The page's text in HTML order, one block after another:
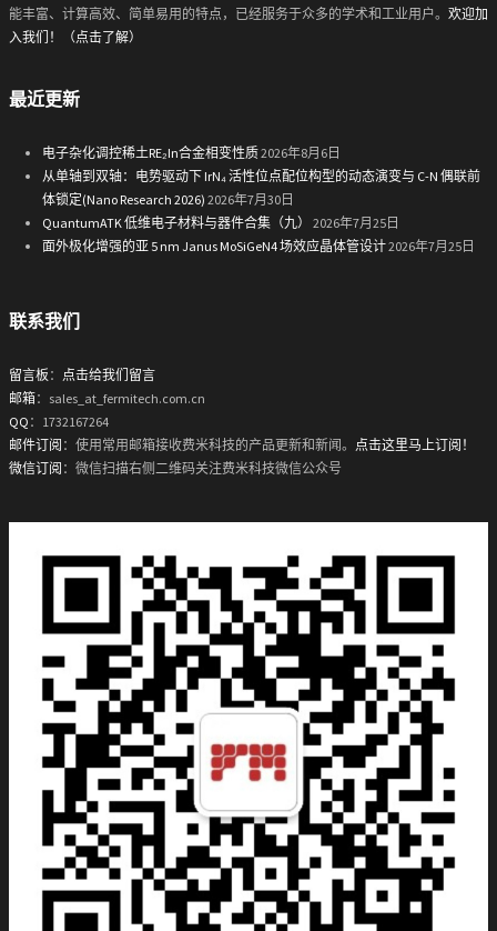
能丰富、计算高效、简单易用的特点，已经服务于众多的学术和工业用户。 欢迎加
入我们！（点击了解）
最近更新
电子杂化调控稀土RE₂In合金相变性质2026年8月6日
从单轴到双轴：电势驱动下 IrN₄ 活性位点配位构型的动态演变与 C-N 偶联前
体锁定(Nano Research 2026) 2026年7月30日
QuantumATK 低维电子材料与器件合集（九）
2026年7月25日
面外极化增强的亚 5 nm Janus MoSiGeN4 场效应晶体管设计2026年7月25日
联系我们
留言板 ： 点击给我们留言
邮箱：sales_at_fermitech.com.cn
QQ ：1732167264
邮件订阅 ：使用常用邮箱接收费米科技的产品更新和新闻。 点击这里马上订阅！
微信订阅 ：微信扫描右侧二维码关注费米科技微信公众号